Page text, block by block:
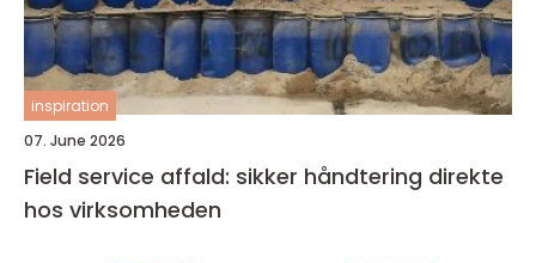
inspiration
07. June 2026
Field service affald: sikker håndtering direkte
hos virksomheden